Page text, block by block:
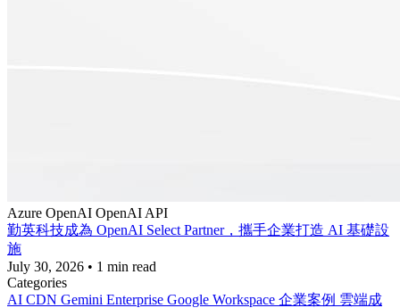
Azure OpenAI OpenAI API
勤英科技成為 OpenAI Select Partner，攜手企業打造 AI 基礎設
施
July 30, 2026 • 1 min read
Categories
AI CDN Gemini Enterprise Google Workspace 企業案例 雲端成